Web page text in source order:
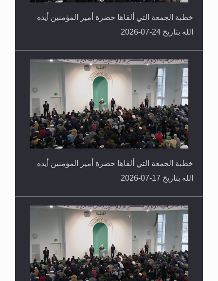
خطبة الجمعة التي ألقاها حضرة أمير المؤمنين أيده
الله بتاريخ 24-07-2026
خطبة الجمعة التي ألقاها حضرة أمير المؤمنين أيده
الله بتاريخ 17-07-2026